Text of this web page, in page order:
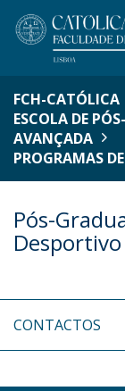
FCH-CATÓLICA
ESCOLA DE
AVANÇADA
PROGRAMAS
Pós-
Desportivo
CONTACTOS